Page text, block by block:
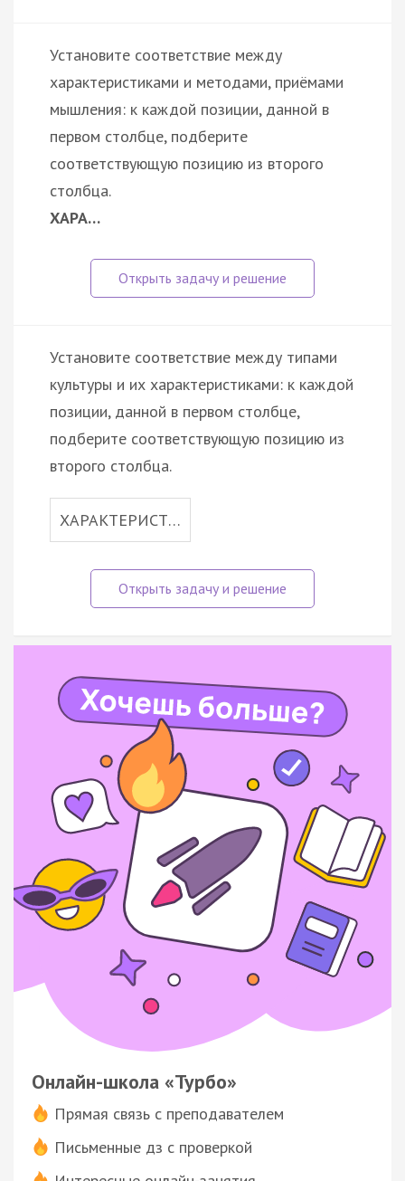
Установите соответствие между
характеристиками и методами, приёмами
мышления: к каждой позиции, данной в
первом столбце, подберите
соответствующую позицию из второго
столбца.
ХАРА…
Установите соответствие между типами
культуры и их характеристиками: к каждой
позиции, данной в первом столбце,
подберите соответствующую позицию из
второго столбца.
ХАРАКТЕРИСТ…
Онлайн-школа «Турбо»
Прямая связь с преподавателем
Письменные дз с проверкой